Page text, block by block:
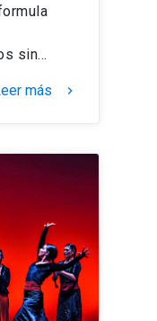
sin…
más keyboard_arrow_right